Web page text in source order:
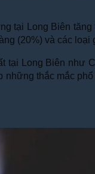
tại Long Biên
(20%) và các loại
tại Long Biên
thắc mắc